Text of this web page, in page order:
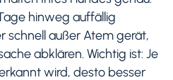
hinweg auffällig
schnell außer Atem gerät,
abklären. Wichtig ist: Je
wird, desto besser